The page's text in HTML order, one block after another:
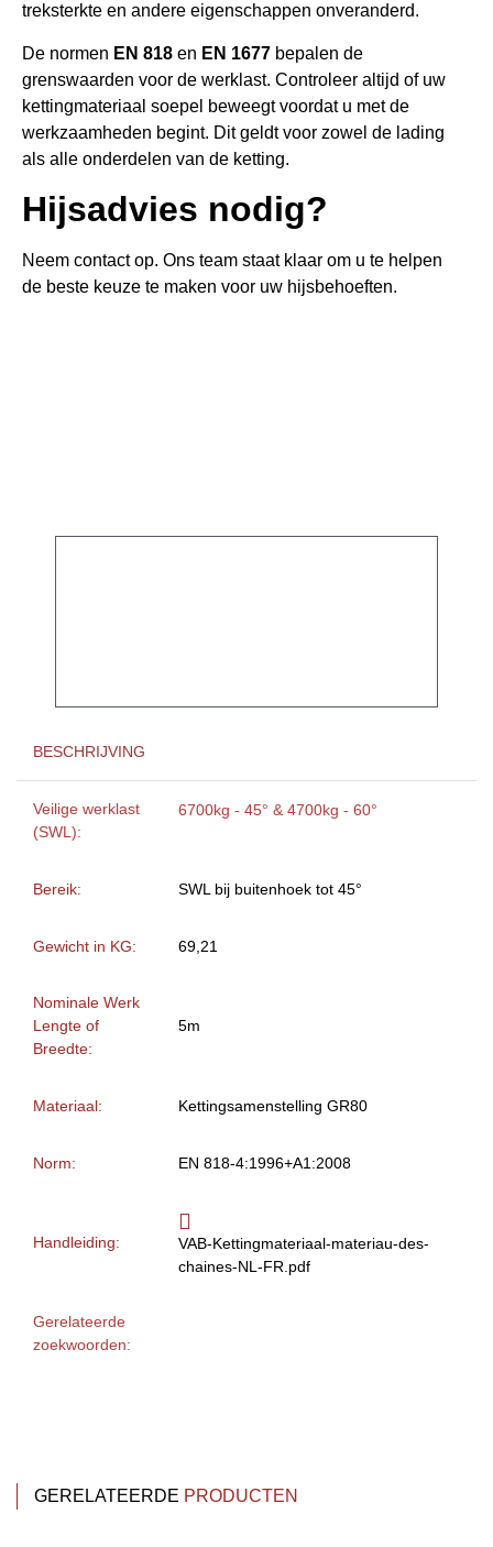
treksterkte en andere eigenschappen onveranderd.
De normen EN 818 en EN 1677 bepalen de
grenswaarden voor de werklast. Controleer altijd of uw
kettingmateriaal soepel beweegt voordat u met de
werkzaamheden begint. Dit geldt voor zowel de lading
als alle onderdelen van de ketting.
Hijsadvies nodig?
Neem contact op. Ons team staat klaar om u te helpen
de beste keuze te maken voor uw hijsbehoeften.
BESCHRIJVING
Veilige werklast
(SWL):
6700kg - 45° & 4700kg - 60°
Bereik: SWL bij buitenhoek tot 45°
Gewicht in KG: 69,21
Nominale Werk
Lengte of
Breedte:
5m
Materiaal: Kettingsamenstelling GR80
Norm: EN 818-4:1996+A1:2008
Handleiding:
VAB-Kettingmateriaal-materiau-des-
chaines-NL-FR.pdf
Gerelateerde
zoekwoorden:
GERELATEERDE PRODUCTEN